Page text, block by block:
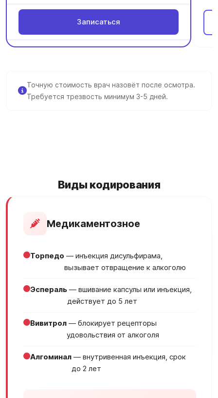
Записаться
Точную стоимость врач назовёт после осмотра.
Требуется трезвость минимум 3-5 дней.
Виды кодирования
Медикаментозное
Торпедо — инъекция дисульфирама,
вызывает отвращение к алкоголю
Эспераль — вшивание капсулы или инъекция,
действует до 5 лет
Вивитрол — блокирует рецепторы
удовольствия от алкоголя
Алгоминал — внутривенная инъекция, срок
до 2 лет